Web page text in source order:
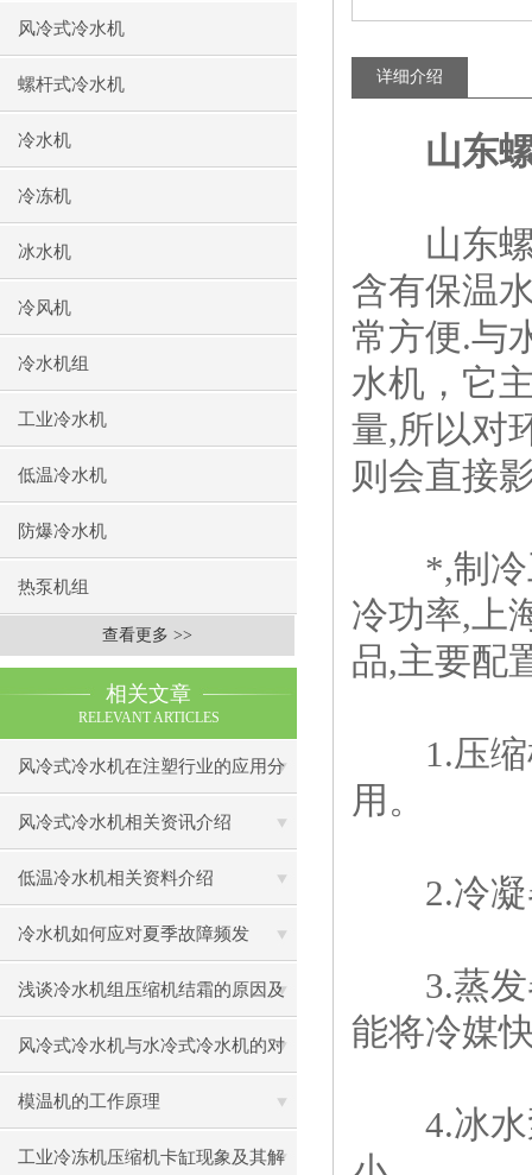
风冷式冷水机
螺杆式冷水机
冷水机
冷冻机
冰水机
冷风机
冷水机组
工业冷水机
低温冷水机
防爆冷水机
热泵机组
查看更多 >>
相关文章
RELEVANT ARTICLES
风冷式冷水机在注塑行业的应用分
析
风冷式冷水机相关资讯介绍
低温冷水机相关资料介绍
冷水机如何应对夏季故障频发
浅谈冷水机组压缩机结霜的原因及
其解决方法
风冷式冷水机与水冷式冷水机的对
比
模温机的工作原理
工业冷冻机压缩机卡缸现象及其解
详细介绍
山东
山东螺
含有保温
常方便.与
水机，它
量,所以对
则会直接
*,制冷工
冷功率,上
品,主要配
1.压缩机
用。
2.冷凝器
3.蒸发器
能将冷媒
4.冰水